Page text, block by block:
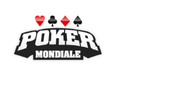
contenuto